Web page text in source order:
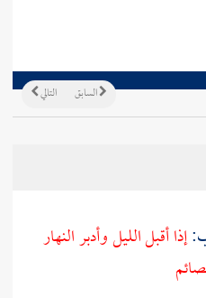
التالي السابق
إذا أقبل الليل وأدبر النهار